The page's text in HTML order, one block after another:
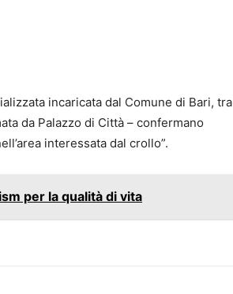
incaricata dal Comune di Bari, tra
da Palazzo di Città – confermano
interessata dal crollo”.
per la qualità di vita